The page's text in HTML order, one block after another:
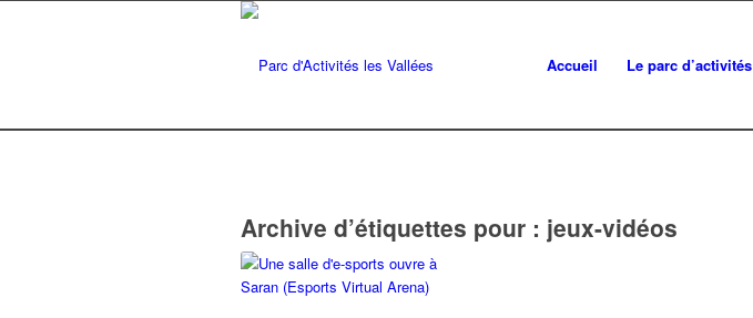
Accueil Le parc d’activités
Archive d’étiquettes pour : jeux-vidéos